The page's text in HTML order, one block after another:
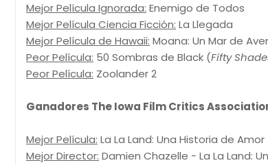
Mejor Película Ignorada: Enemigo de Todos
Mejor Película Ciencia Ficción: La Llegada
Mejor Película de Hawaii: Moana: Un Mar de
Peor Película: 50 Sombras de Black (Fifty
Peor Película: Zoolander 2
Ganadores The Iowa Film Critics
Mejor Película: La La Land: Una Historia de Amor
Mejor Director: Damien Chazelle - La La Land: